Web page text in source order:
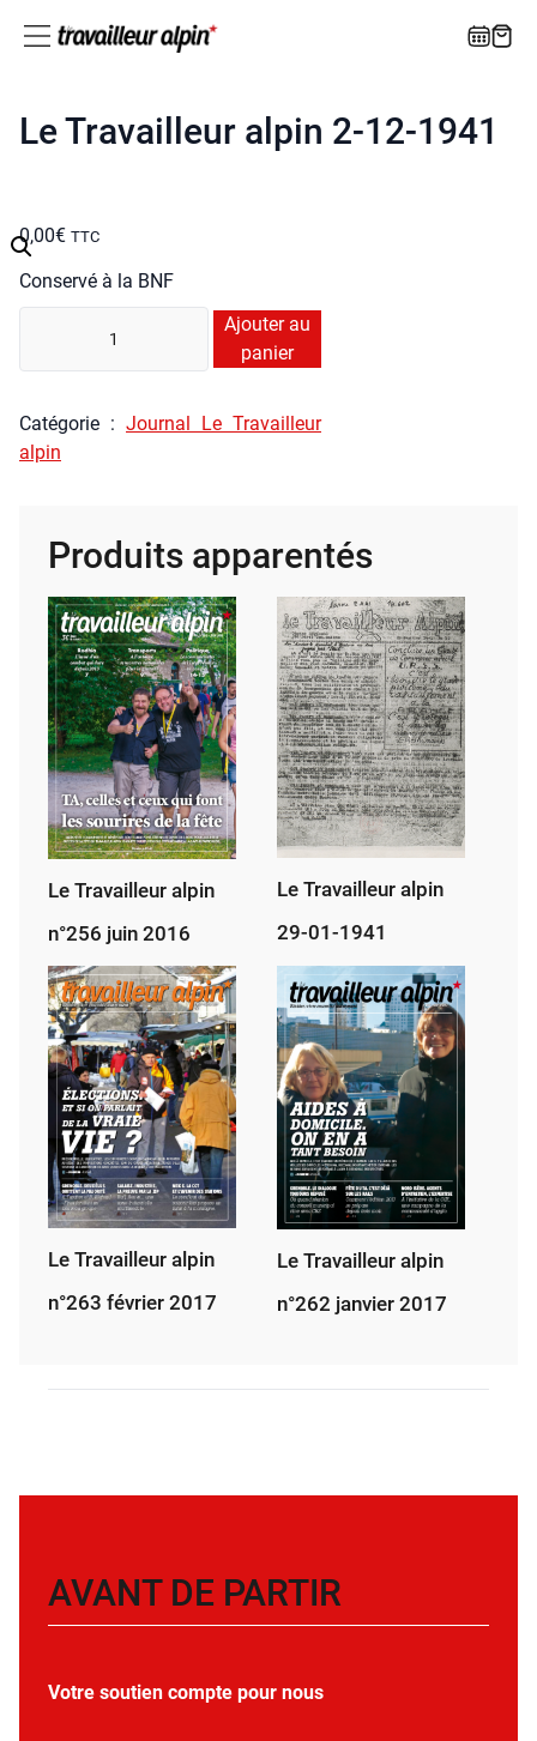
Le Travailleur alpin 2-12-1941
0,00€ TTC
Conser­vé à la BNF
té
Le
Tra­
1941
Ajouter au
panier
Caté­go­rie : Jour­nal Le Tra­vailleur
alpin
Produits apparentés
Le Travailleur alpin
n°256 juin 2016
Le Travailleur alpin
29-01-1941
Le Travailleur alpin
n°263 février 2017
Le Travailleur alpin
n°262 janvier 2017
AVANT DE PARTIR
Votre soutien compte pour nous